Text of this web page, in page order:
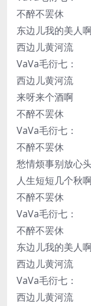
不醉不罢休
东边儿我的美人
西边儿黄河流
VaVa毛衍七：
西边儿黄河流
来呀来个酒啊
不醉不罢休
VaVa毛衍七：
不醉不罢休
愁情烦事别放心
人生短短几个秋
不醉不罢休
VaVa毛衍七：
不醉不罢休
东边儿我的美人
西边儿黄河流
VaVa毛衍七：
西边儿黄河流